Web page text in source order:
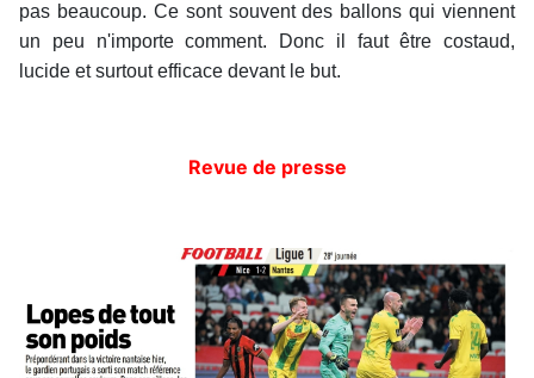
pas beaucoup. Ce sont souvent des ballons qui viennent
un peu n'importe comment. Donc il faut être costaud,
lucide et surtout efficace devant le but.
Revue de presse